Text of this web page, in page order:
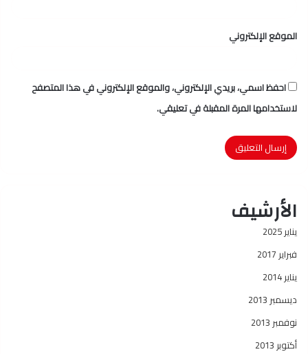
الموقع الإلكتروني
احفظ اسمي، بريدي الإلكتروني، والموقع الإلكتروني في هذا المتصفح
لاستخدامها المرة المقبلة في تعليقي.
الأرشيف
يناير 2025
فبراير 2017
يناير 2014
ديسمبر 2013
نوفمبر 2013
أكتوبر 2013